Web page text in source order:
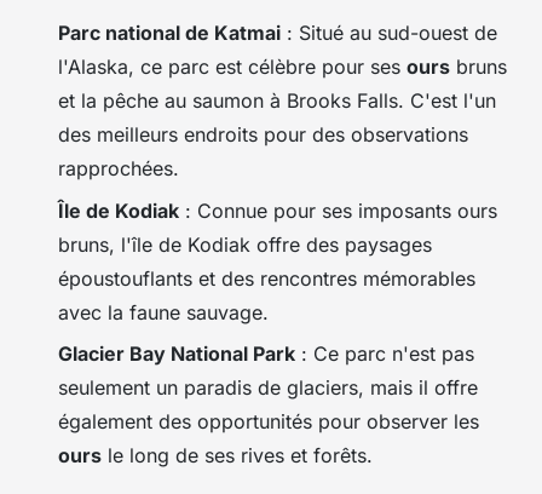
Parc national de Katmai : Situé au sud-ouest de
l'Alaska, ce parc est célèbre pour ses ours bruns
et la pêche au saumon à Brooks Falls. C'est l'un
des meilleurs endroits pour des observations
rapprochées.
Île de Kodiak : Connue pour ses imposants ours
bruns, l'île de Kodiak offre des paysages
époustouflants et des rencontres mémorables
avec la faune sauvage.
Glacier Bay National Park : Ce parc n'est pas
seulement un paradis de glaciers, mais il offre
également des opportunités pour observer les
ours le long de ses rives et forêts.